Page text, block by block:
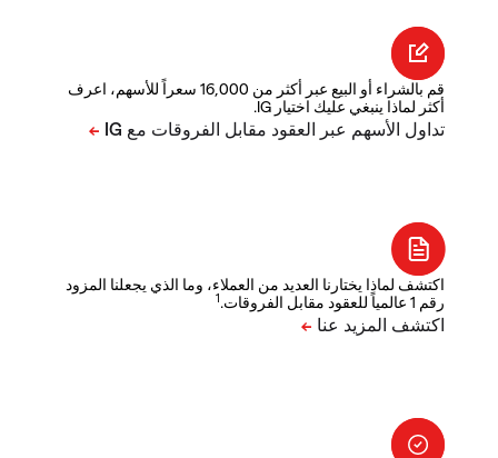
قم بالشراء أو البيع عبر أكثر من 16,000 سعراً للأسهم، اعرف
أكثر لماذا ينبغي عليك اختيار IG.
اكتشف لماذا يختارنا العديد من العملاء، وما الذي يجعلنا المزود
رقم 1 عالمياً للعقود مقابل الفروقات.
1